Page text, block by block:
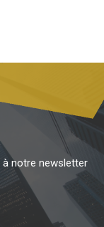
à notre newsletter